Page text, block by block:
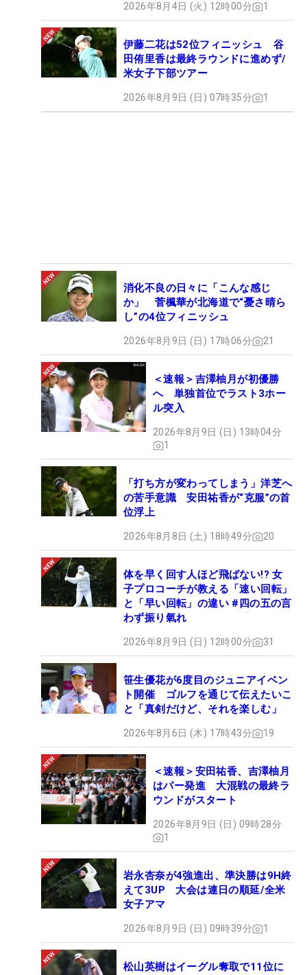
2026年8月4日 (火) 12時00分 1
伊藤二花は52位フィニッシュ 谷
田侑里香は最終ラウンドに進めず/
米女子下部ツアー
2026年8月9日 (日) 07時35分 1
消化不良の日々に「こんな感じ
か」 菅楓華が北海道で“憂さ晴ら
し”の4位フィニッシュ
2026年8月9日 (日) 17時06分 21
＜速報＞吉澤柚月が初優勝
へ 単独首位でラスト3ホー
ル突入
2026年8月9日 (日) 13時04分
1
「打ち方が変わってしまう」洋芝へ
の苦手意識 安田祐香が“克服”の首
位浮上
2026年8月8日 (土) 18時49分 20
体を早く回す人ほど飛ばない!? 女
子プロコーチが教える「速い回転」
と「早い回転」の違い #四の五の言
わず振り氣れ
2026年8月9日 (日) 12時00分 31
笹生優花が6度目のジュニアイベン
ト開催 ゴルフを通じて伝えたいこ
と「真剣だけど、それを楽しむ」
2026年8月6日 (木) 17時43分 19
＜速報＞安田祐香、吉澤柚月
はパー発進 大混戦の最終ラ
ウンドがスタート
2026年8月9日 (日) 09時28分
1
岩永杏奈が4強進出、準決勝は9H終
えて3UP 大会は連日の順延/全米
女子アマ
2026年8月9日 (日) 09時39分 1
松山英樹はイーグル奪取で11位に